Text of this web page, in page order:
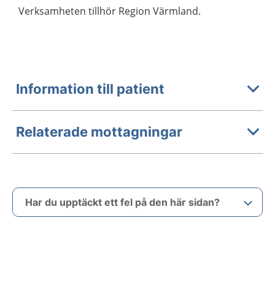
Verksamheten tillhör Region Värmland.
Information till patient
Relaterade mottagningar
Har du upptäckt ett fel på den här sidan?